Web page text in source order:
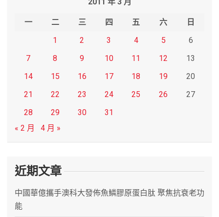
一 二 三 四 五 六
日
1
2 3 4 5
6
7
8 9 10 11 12
13
14
15 16 17 18 19
20
21
22 23 24 25 26
27
28
29 30
31
« 2 月
4 月 »
近期文章
中國華億攜手澳科大發佈魚鱗膠原蛋白肽 聚焦抗衰老功
能